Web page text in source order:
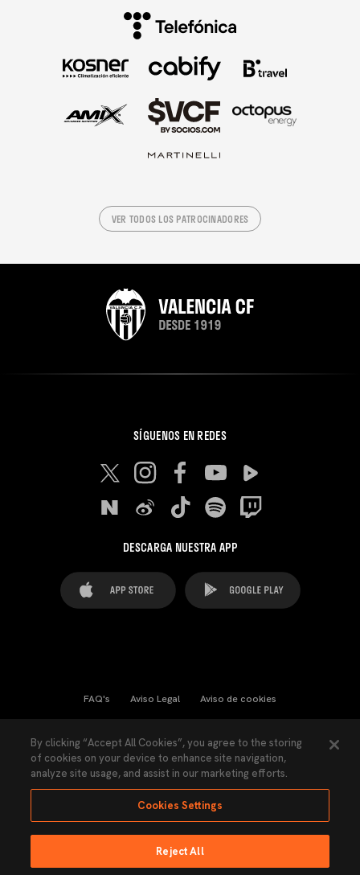
VER TODOS LOS PATROCINADORES
SÍGUENOS EN REDES
DESCARGA NUESTRA APP
FAQ's Aviso Legal Aviso de cookies
Ley Transparencia Política de Privacidad
Accesibilidad
Ninguna parte de esta página puede ser reproducida sin el permiso del Valencia
By clicking “Accept All Cookies”, you agree to the storing
of cookies on your device to enhance site navigation,
analyze site usage, and assist in our marketing efforts.
Cookies Settings
Reject All